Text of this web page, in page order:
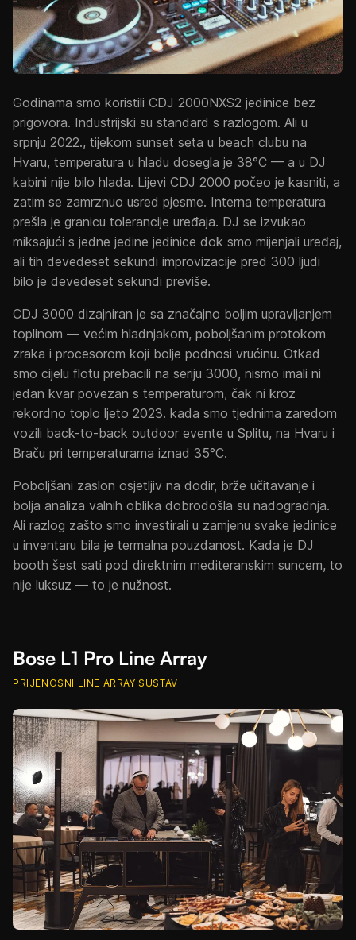
Godinama smo koristili CDJ 2000NXS2 jedinice bez
prigovora. Industrijski su standard s razlogom. Ali u
srpnju 2022., tijekom sunset seta u beach clubu na
Hvaru, temperatura u hladu dosegla je 38°C — a u DJ
kabini nije bilo hlada. Lijevi CDJ 2000 počeo je kasniti, a
zatim se zamrznuo usred pjesme. Interna temperatura
prešla je granicu tolerancije uređaja. DJ se izvukao
miksajući s jedne jedine jedinice dok smo mijenjali uređaj,
ali tih devedeset sekundi improvizacije pred 300 ljudi
bilo je devedeset sekundi previše.
CDJ 3000 dizajniran je sa značajno boljim upravljanjem
toplinom — većim hladnjakom, poboljšanim protokom
zraka i procesorom koji bolje podnosi vrućinu. Otkad
smo cijelu flotu prebacili na seriju 3000, nismo imali ni
jedan kvar povezan s temperaturom, čak ni kroz
rekordno toplo ljeto 2023. kada smo tjednima zaredom
vozili back-to-back outdoor evente u Splitu, na Hvaru i
Braču pri temperaturama iznad 35°C.
Poboljšani zaslon osjetljiv na dodir, brže učitavanje i
bolja analiza valnih oblika dobrodošla su nadogradnja.
Ali razlog zašto smo investirali u zamjenu svake jedinice
u inventaru bila je termalna pouzdanost. Kada je DJ
booth šest sati pod direktnim mediteranskim suncem, to
nije luksuz — to je nužnost.
Bose L1 Pro Line Array
PRIJENOSNI LINE ARRAY SUSTAV